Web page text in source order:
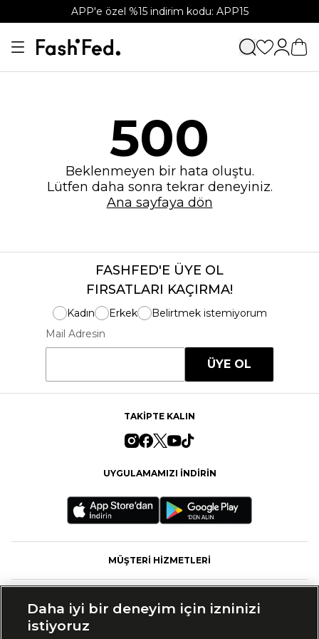
APP'e özel %15 indirim kodu: APP15
500
Beklenmeyen bir hata oluştu.
Lütfen daha sonra tekrar deneyiniz.
Ana sayfaya dön
FASHFED'E ÜYE OL
FIRSATLARI KAÇIRMA!
Kadın Erkek
Belirtmek istemiyorum
Mail Adresin
ÜYE OL
TAKİPTE KALIN
UYGULAMAMIZI İNDİRİN
MÜŞTERİ HİZMETLERİ
Daha iyi bir deneyim için izninizi
istiyoruz